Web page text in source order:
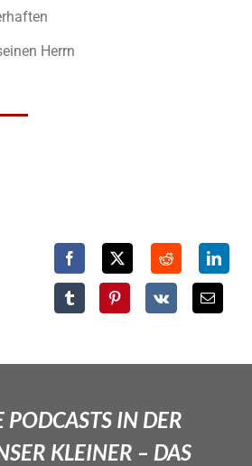
Herrn
PODCASTS IN DER
KLEINER – DAS